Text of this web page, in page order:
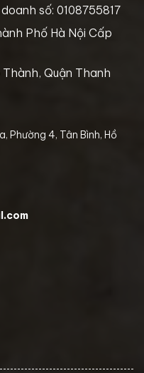
số: 0108755817
Phố Hà Nội Cấp
Quận Thanh
4, Tân Bình, Hồ